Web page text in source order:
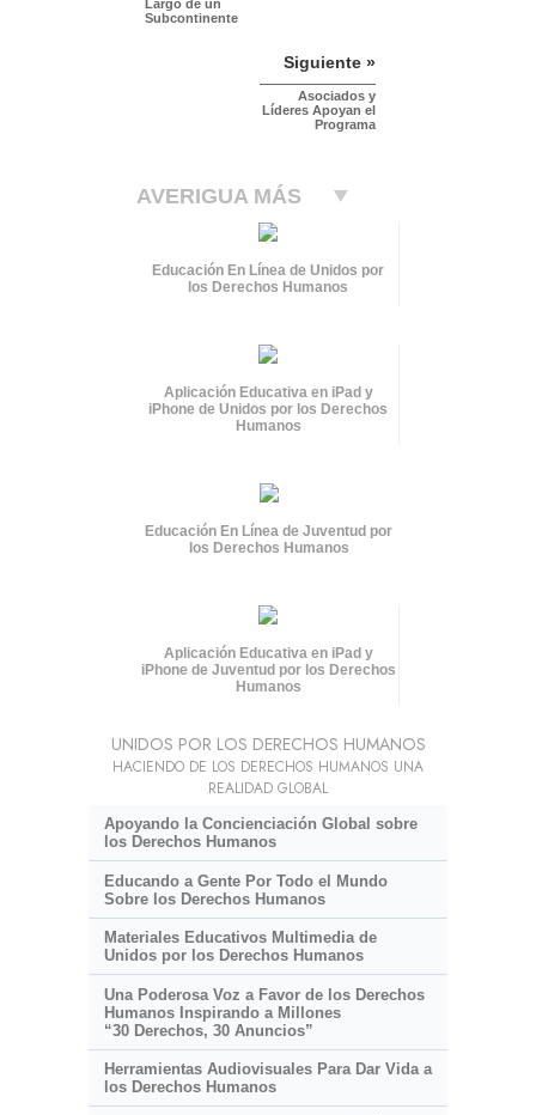
Largo de un
Subcontinente
Siguiente »
Asociados y
Líderes Apoyan el
Programa
AVERIGUA MÁS
Educación En Línea de Unidos por
los Derechos Humanos
Aplicación Educativa en iPad y
iPhone de Unidos por los Derechos
Humanos
Educación En Línea de Juventud por
los Derechos Humanos
Aplicación Educativa en iPad y
iPhone de Juventud por los Derechos
Humanos
UNIDOS POR LOS DERECHOS HUMANOS
HACIENDO DE LOS DERECHOS HUMANOS UNA
REALIDAD GLOBAL
Apoyando la Concienciación Global sobre
los Derechos Humanos
Educando a Gente Por Todo el Mundo
Sobre los Derechos Humanos
Materiales Educativos Multimedia de
Unidos por los Derechos Humanos
Una Poderosa Voz a Favor de los Derechos
Humanos Inspirando a Millones
“30 Derechos, 30 Anuncios”
Herramientas Audiovisuales Para Dar Vida a
los Derechos Humanos